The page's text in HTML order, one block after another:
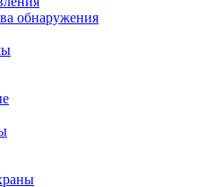
обнаружения